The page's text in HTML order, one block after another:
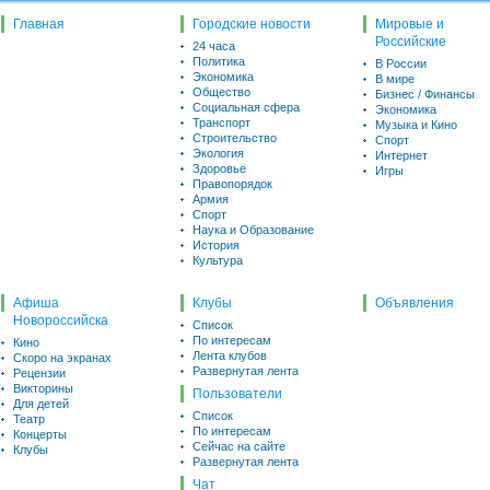
Главная Городские новости
24 часа
Политика
Экономика
Общество
Социальная сфера
Транспорт
Строительство
Экология
Здоровье
Правопорядок
Армия
Спорт
Наука и Образование
История
Культура
Мировые и
Российские
В России
В мире
Бизнес / Финансы
Экономика
Музыка и Кино
Спорт
Интернет
Игры
Афиша
Новороссийска
Кино
Скоро на экранах
Рецензии
Викторины
Для детей
Театр
Концерты
Клубы
Клубы
Список
По интересам
Лента клубов
Развернутая лента
Пользователи
Список
По интересам
Сейчас на сайте
Развернутая лента
Чат
Объявления